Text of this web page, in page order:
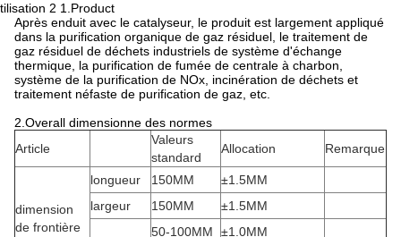
2 1.Product
Après enduit avec le catalyseur, le produit est largement appliqué
dans la purification organique de gaz résiduel, le traitement de
gaz résiduel de déchets industriels de système d'échange
thermique, la purification de fumée de centrale à charbon,
système de la purification de NOx, incinération de déchets et
traitement néfaste de purification de gaz, etc.
2.Overall dimensionne des normes
Article
Valeurs
standard
Allocation Remarque
dimension
de frontière
longueur 150MM
±1.5MM
largeur
150MM
±1.5MM
50-100MM
±1.0MM